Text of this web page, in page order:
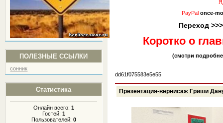
ПОЛЕЗНЫЕ ССЫЛКИ
сонник
Статистика
Онлайн всего: 1
Гостей: 1
Пользователей: 0
PayPal once-
Переход
Коротко о
(смотри
dd61f075583e5e55
Презентация-вернисаж Гриши